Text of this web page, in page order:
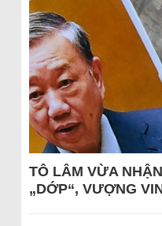
TÔ LÂM VỪA
„DỚP“, VƯỢNG